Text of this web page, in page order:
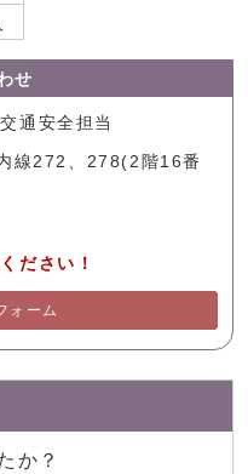
せ
通安全担当
線272、278(2階16番
ださい！
ォーム
か？